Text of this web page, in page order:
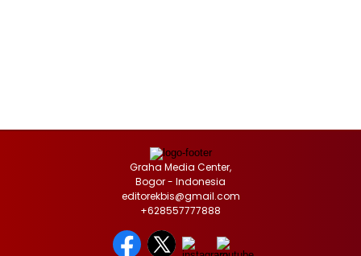
Graha Media Center,
Bogor - Indonesia
editorekbis@gmail.com
+628557777888